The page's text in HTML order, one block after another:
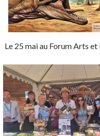
Le 25 mai au Forum Arts